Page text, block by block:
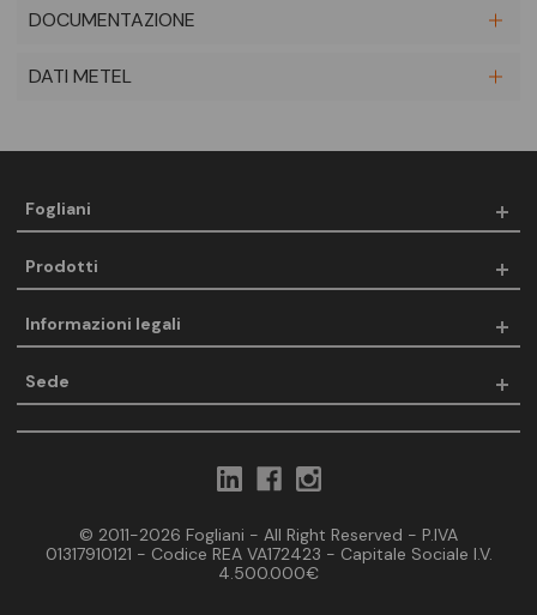
DOCUMENTAZIONE
DATI METEL
Fogliani
Prodotti
Informazioni legali
Sede
© 2011-2026 Fogliani - All Right Reserved - P.IVA
01317910121 - Codice REA VA172423 - Capitale Sociale I.V.
4.500.000€